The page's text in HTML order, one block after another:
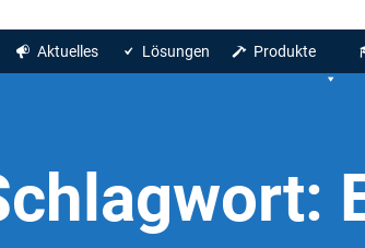
Aktuelles Lösungen Produkte